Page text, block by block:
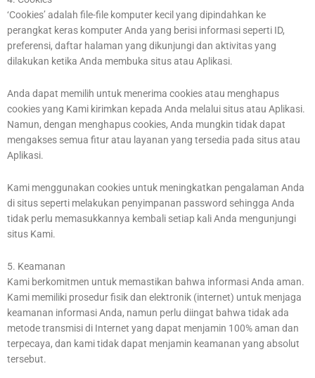
‘Cookies’ adalah file-file komputer kecil yang dipindahkan ke
perangkat keras komputer Anda yang berisi informasi seperti ID,
preferensi, daftar halaman yang dikunjungi dan aktivitas yang
dilakukan ketika Anda membuka situs atau Aplikasi.
Anda dapat memilih untuk menerima cookies atau menghapus
cookies yang Kami kirimkan kepada Anda melalui situs atau Aplikasi.
Namun, dengan menghapus cookies, Anda mungkin tidak dapat
mengakses semua fitur atau layanan yang tersedia pada situs atau
Aplikasi.
Kami menggunakan cookies untuk meningkatkan pengalaman Anda
di situs seperti melakukan penyimpanan password sehingga Anda
tidak perlu memasukkannya kembali setiap kali Anda mengunjungi
situs Kami.
5. Keamanan
Kami berkomitmen untuk memastikan bahwa informasi Anda aman.
Kami memiliki prosedur fisik dan elektronik (internet) untuk menjaga
keamanan informasi Anda, namun perlu diingat bahwa tidak ada
metode transmisi di Internet yang dapat menjamin 100% aman dan
terpecaya, dan kami tidak dapat menjamin keamanan yang absolut
tersebut.